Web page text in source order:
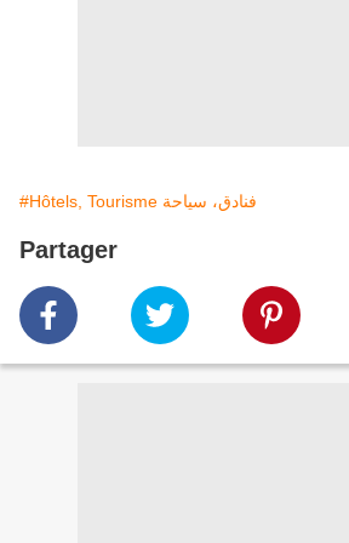
#Hôtels, Tourisme فنادق، سياحة
Partager